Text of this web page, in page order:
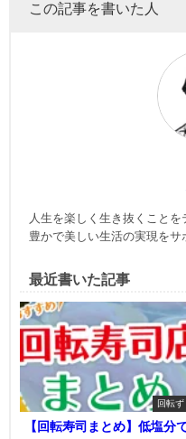
この記事を書いた人
人生を楽しく生き抜くこと
豊かで美しい生活の実現をサ
最近書いた記事
回転ず
【回転寿司まとめ】低塩分